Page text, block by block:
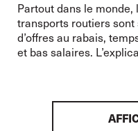
Partout dans le
transports routiers
d’offres au rabais,
et bas salaires.